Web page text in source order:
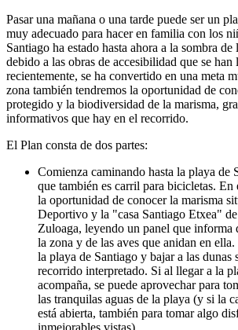
Pasar una mañana o una tarde puede ser un
muy adecuado para hacer en familia con los
Santiago ha estado hasta ahora a la sombra
debido a las obras de accesibilidad que se han
recientemente, se ha convertido en una meta
zona también tendremos la oportunidad de
protegido y la biodiversidad de la marisma,
informativos que hay en el recorrido.
El Plan consta de dos partes:
Comienza caminando hasta la playa de
que también es carril para bicicletas. En
la oportunidad de conocer la marisma
Deportivo y la "casa Santiago Etxea"
Zuloaga, leyendo un panel que informa
la zona y de las aves que anidan en
la playa de Santiago y bajar a las dunas
recorrido interpretado. Si al llegar a la
acompaña, se puede aprovechar para
las tranquilas aguas de la playa (y si la
está abierta, también para tomar algo
inmejorables vistas).